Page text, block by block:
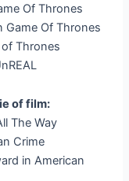
Of Thrones
Game Of Thrones
of Thrones
of film:
The Way
Crime
in American